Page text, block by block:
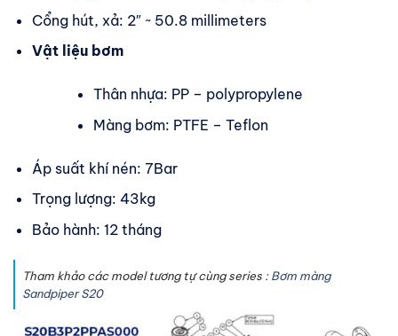
Cổng hút, xả: 2″ ~ 50.8 millimeters
Vật liệu bơm
Thân nhựa: PP – polypropylene
Màng bơm: PTFE – Teflon
Áp suất khí nén: 7Bar
Trọng lượng: 43kg
Bảo hành: 12 tháng
Tham khảo các model tương tự cùng series :Bơm màng
Sandpiper S20